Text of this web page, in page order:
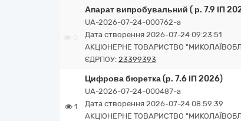
Апарат випробувальний ( р. 7.9 ІП
UA-2026-07-24-000762-a
Дата створення 2026-07-24 09:23:51
АКЦІОНЕРНЕ ТОВАРИСТВО
ЄДРПОУ: 23399393
1
Цифрова бюретка (р. 7.6 ІП 2026)
UA-2026-07-24-000487-a
Дата створення 2026-07-24 08:59:39
АКЦІОНЕРНЕ ТОВАРИСТВО